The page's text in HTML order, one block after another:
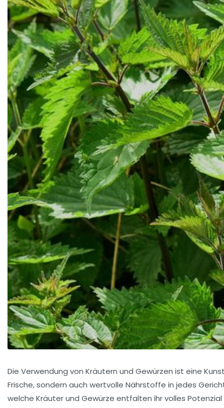
Die Verwendung von Kräutern und Gewürzen ist eine
Frische, sondern auch wertvolle Nährstoffe in jedes
welche Kräuter und Gewürze entfalten ihr volles